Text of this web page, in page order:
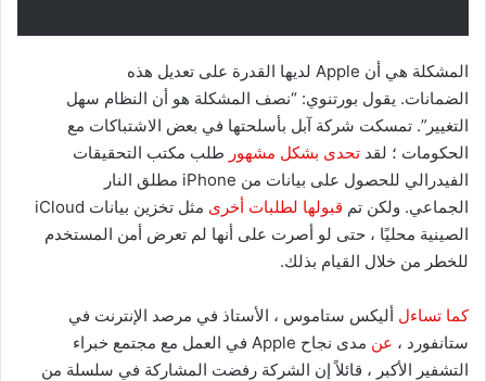
المشكلة هي أن Apple لديها القدرة على تعديل هذه
الضمانات. يقول بورتنوي: “نصف المشكلة هو أن النظام سهل
التغيير”. تمسكت شركة آبل بأسلحتها في بعض الاشتباكات مع
الحكومات ؛ لقد تحدى بشكل مشهور طلب مكتب التحقيقات
الفيدرالي للحصول على بيانات من iPhone مطلق النار
الجماعي. ولكن تم قبولها لطلبات أخرى
مثل تخزين بيانات iCloud
الصينية محليًا ، حتى لو أصرت على أنها لم تعرض أمن المستخدم
للخطر من خلال القيام بذلك.
كما تساءل أليكس ستاموس ، الأستاذ في مرصد الإنترنت في
ستانفورد ، عن
مدى نجاح Apple في العمل مع مجتمع خبراء
التشفير الأكبر ، قائلاً إن الشركة رفضت المشاركة في سلسلة من